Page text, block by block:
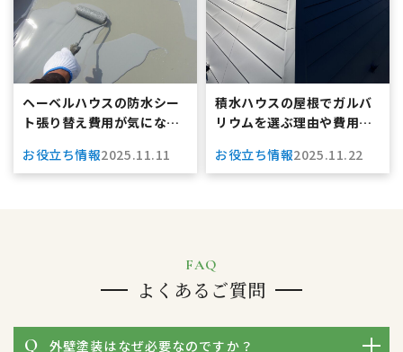
ヘーベルハウスの防水シー
ト張り替え費用が気になる
かりやすく解説
お役立ち情報2025.11.11
積水ハウスの屋根でガルバ
リウムを選ぶ理由や費用と
較！あなたの理想の住まい
を叶える秘訣
お役立ち情報2025.11.22
FAQ
よくあるご質問
外壁塗装はなぜ必要なのですか？